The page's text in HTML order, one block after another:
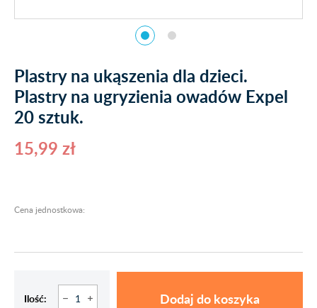
Plastry na ukąszenia dla dzieci.
Plastry na ugryzienia owadów Expel
20 sztuk.
15,99 zł
Cena jednostkowa:
Ilość: Dodaj do koszyka